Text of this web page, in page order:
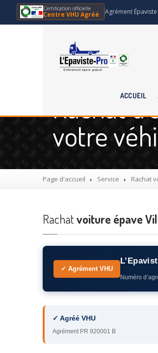
Certification officielle
Centre VHU Agréé Agrément Épaviste
ACCUEIL
Rachat
votre
Page d'accueil Service Rachat
Rachatvoiture épave
✓ Agrément VHU
Numéro
✓ Agréé VHU
Agrément PR 920001 B